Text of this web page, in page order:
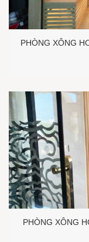
PHÒNG XÔNG
PHÒNG XÔNG